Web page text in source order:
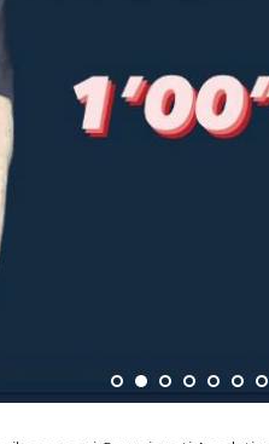
a 1’00”65 ottenendo la
ottenendo il pass per gli
con 1’04”09 e passa dalla 35^
sia nei 200 stile libero il
nei 200 misti nuotando il